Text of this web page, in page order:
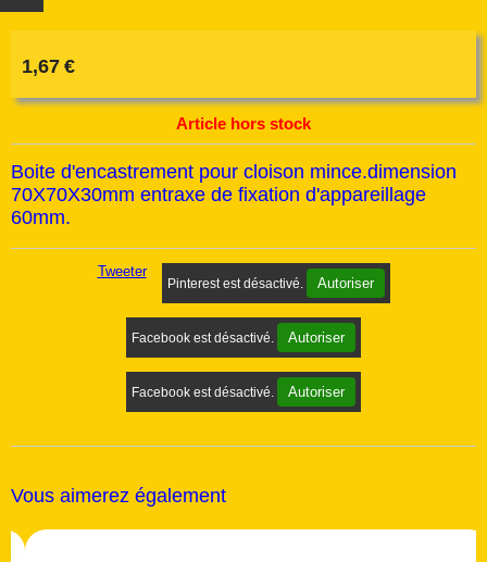
1,67 €
Article hors stock
Boite d'encastrement pour cloison mince.dimension
70X70X30mm entraxe de fixation d'appareillage
60mm.
Tweeter
Pinterest est désactivé. Autoriser
Facebook est désactivé. Autoriser
Facebook est désactivé. Autoriser
Vous aimerez également